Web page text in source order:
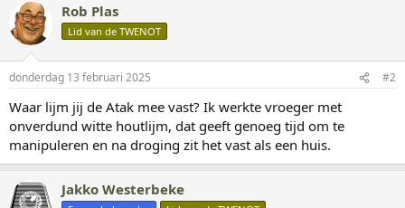
r
d
e
n
e
n
:
Rob Plas
Lid van de TWENOT
donderdag 13 februari 2025 #2
Waar lijm jij de Atak mee vast? Ik werkte vroeger met
onverdund witte houtlijm, dat geeft genoeg tijd om te
manipuleren en na droging zit het vast als een huis.
Jakko Westerbeke